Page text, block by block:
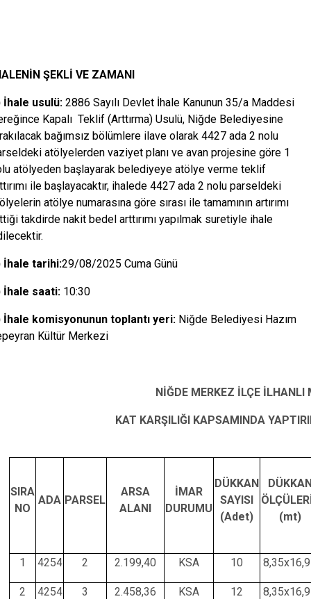
ŞEKLİ VE ZAMANI
İhale usulü: 2886 Sayılı Devlet İhale Kanunun 35/a Maddesi
Kapalı Teklif (Arttırma) Usulü, Niğde Belediyesine
bağımsız bölümlere ilave olarak 4427 ada 2 nolu
atölyelerden vaziyet planı ve avan projesine göre 1
atölyeden başlayarak belediyeye atölye verme teklif
ile başlayacaktır, ihalede 4427 ada 2 nolu parseldeki
atölye numarasına göre sırası ile tamamının artırımı
takdirde nakit bedel arttırımı yapılmak suretiyle ihale
İhale tarihi:29/08/2025 Cuma Günü
İhale saati: 10:30
İhale komisyonunun toplantı yeri: Niğde Belediyesi Hazım
Kültür Merkezi
NİĞDE MERKEZ İLÇE İLHANLI
KAT KARŞILIĞI KAPSAMINDA
SIRA
NO
ADA PARSEL
ARSA
ALANI
İMAR
DURUMU
DÜKKAN
SAYISI
(Adet)
(mt)
1 4254 2 2.199,40 KSA 10
2 4254 3 2.458,36 KSA 12